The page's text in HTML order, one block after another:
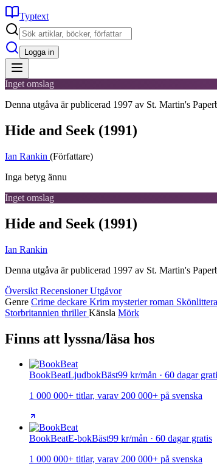
Typtext
Logga in
Inget omslag
Denna utgåva är publicerad 1997 av St. Martin's
Hide and Seek (1991)
Ian Rankin (Författare)
Inga betyg ännu
Inget omslag
Hide and Seek (1991)
Ian Rankin
Denna utgåva är publicerad 1997 av St. Martin's
Översikt RecensionerUtgåvor
Genre Crime deckare Krim mysterierroman
Storbritannien thrillerKänsla Mörk
Finns att lyssna/läsa hos
BookBeatLjudbokBäst99 kr/mån · 60 dagar
1 000 000+ titlar, varav 200 000+ på svenska
BookBeatE-bokBäst99 kr/mån · 60 dagar gratis
1 000 000+ titlar, varav 200 000+ på svenska